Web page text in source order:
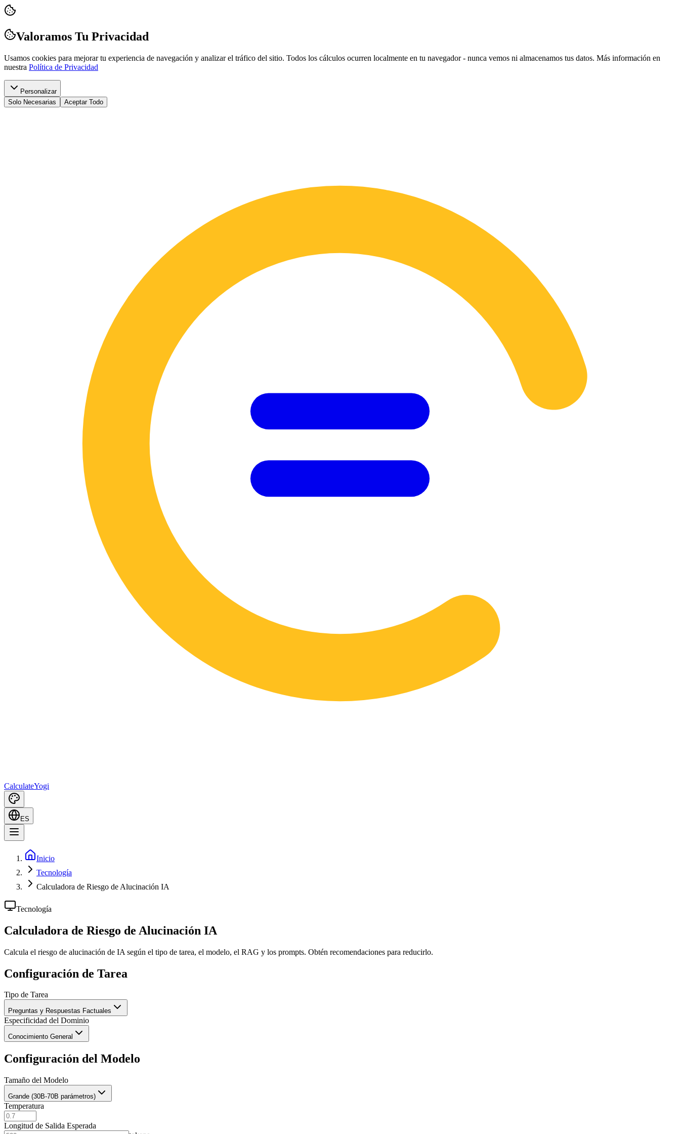
Valoramos Tu Privacidad
Usamos cookies para mejorar tu experiencia de navegación y analizar el tráfico del sitio. Todos los cálculos ocurren localmente en tu navegador - nunca vemos ni almacenamos tus datos. Más información en
nuestra Política de Privacidad
Personalizar
Solo Necesarias
Aceptar Todo
CalculateYogi
ES
Inicio
Tecnología
Calculadora de Riesgo de Alucinación IA
Tecnología
Calculadora de Riesgo de Alucinación IA
Calcula el riesgo de alucinación de IA según el tipo de tarea, el modelo, el RAG y los prompts. Obtén recomendaciones para reducirlo.
Configuración de Tarea
Tipo de Tarea
Preguntas y Respuestas Factuales
Especificidad del Dominio
Conocimiento General
Configuración del Modelo
Tamaño del Modelo
Grande (30B-70B parámetros)
Temperatura
Longitud de Salida Esperada